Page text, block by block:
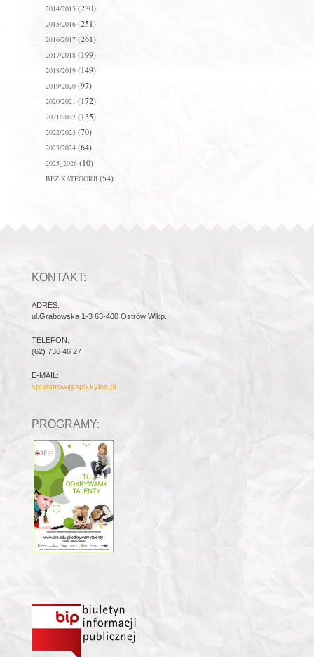
2014/2015(230)
2015/2016(251)
2016/2017(261)
2017/2018(199)
2018/2019(149)
2019/2020(97)
2020/2021 (172)
2021/2022(135)
2022/2023(70)
2023/2024(64)
2025_2026(10)
BEZ KATEGORII(54)
KONTAKT:
ADRES:
ul.Grabowska 1-3 63-400 Ostrów Wlkp.
TELEFON:
(62) 736 46 27
E-MAIL:
sp5ostrow@sp5.kylos.pl
PROGRAMY: